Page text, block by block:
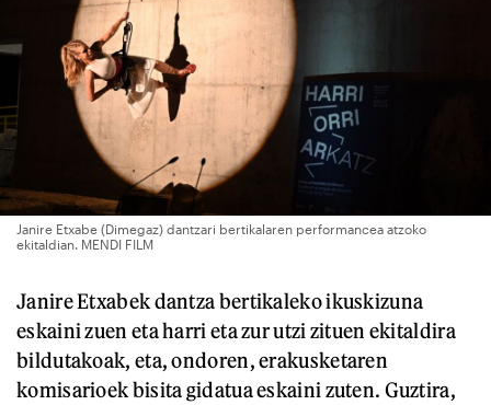
Janire Etxabe (Dimegaz) dantzari bertikalaren performancea atzoko
ekitaldian. MENDI FILM
Janire Etxabek dantza bertikaleko ikuskizuna
eskaini zuen eta harri eta zur utzi zituen ekitaldira
bildutakoak, eta, ondoren, erakusketaren
komisarioek bisita gidatua eskaini zuten. Guztira,